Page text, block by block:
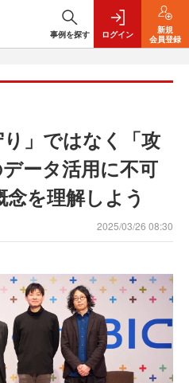
事例を探す ログイン
新規
会員登録
」ではなく「攻
ータ活用に不可
を理解しよう
2025/03/26 08:30